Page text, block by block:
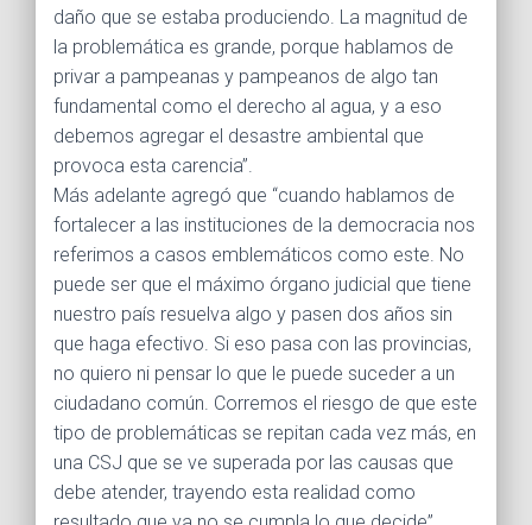
daño que se estaba produciendo. La magnitud de
la problemática es grande, porque hablamos de
privar a pampeanas y pampeanos de algo tan
fundamental como el derecho al agua, y a eso
debemos agregar el desastre ambiental que
provoca esta carencia”.
Más adelante agregó que “cuando hablamos de
fortalecer a las instituciones de la democracia nos
referimos a casos emblemáticos como este. No
puede ser que el máximo órgano judicial que tiene
nuestro país resuelva algo y pasen dos años sin
que haga efectivo. Si eso pasa con las provincias,
no quiero ni pensar lo que le puede suceder a un
ciudadano común. Corremos el riesgo de que este
tipo de problemáticas se repitan cada vez más, en
una CSJ que se ve superada por las causas que
debe atender, trayendo esta realidad como